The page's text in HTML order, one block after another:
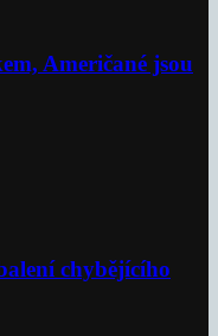
Američané jsou
chybějícího